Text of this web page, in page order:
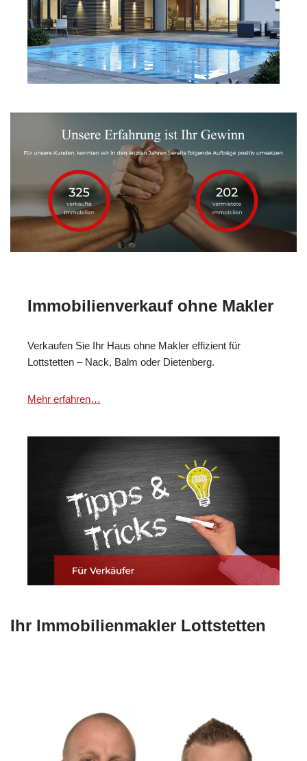
Immobilienverkauf ohne Makler
Verkaufen Sie Ihr Haus ohne Makler effizient für
Lottstetten – Nack, Balm oder Dietenberg.
Mehr erfahren…
Ihr Immobilienmakler Lottstetten